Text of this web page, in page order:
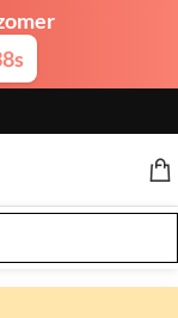
s